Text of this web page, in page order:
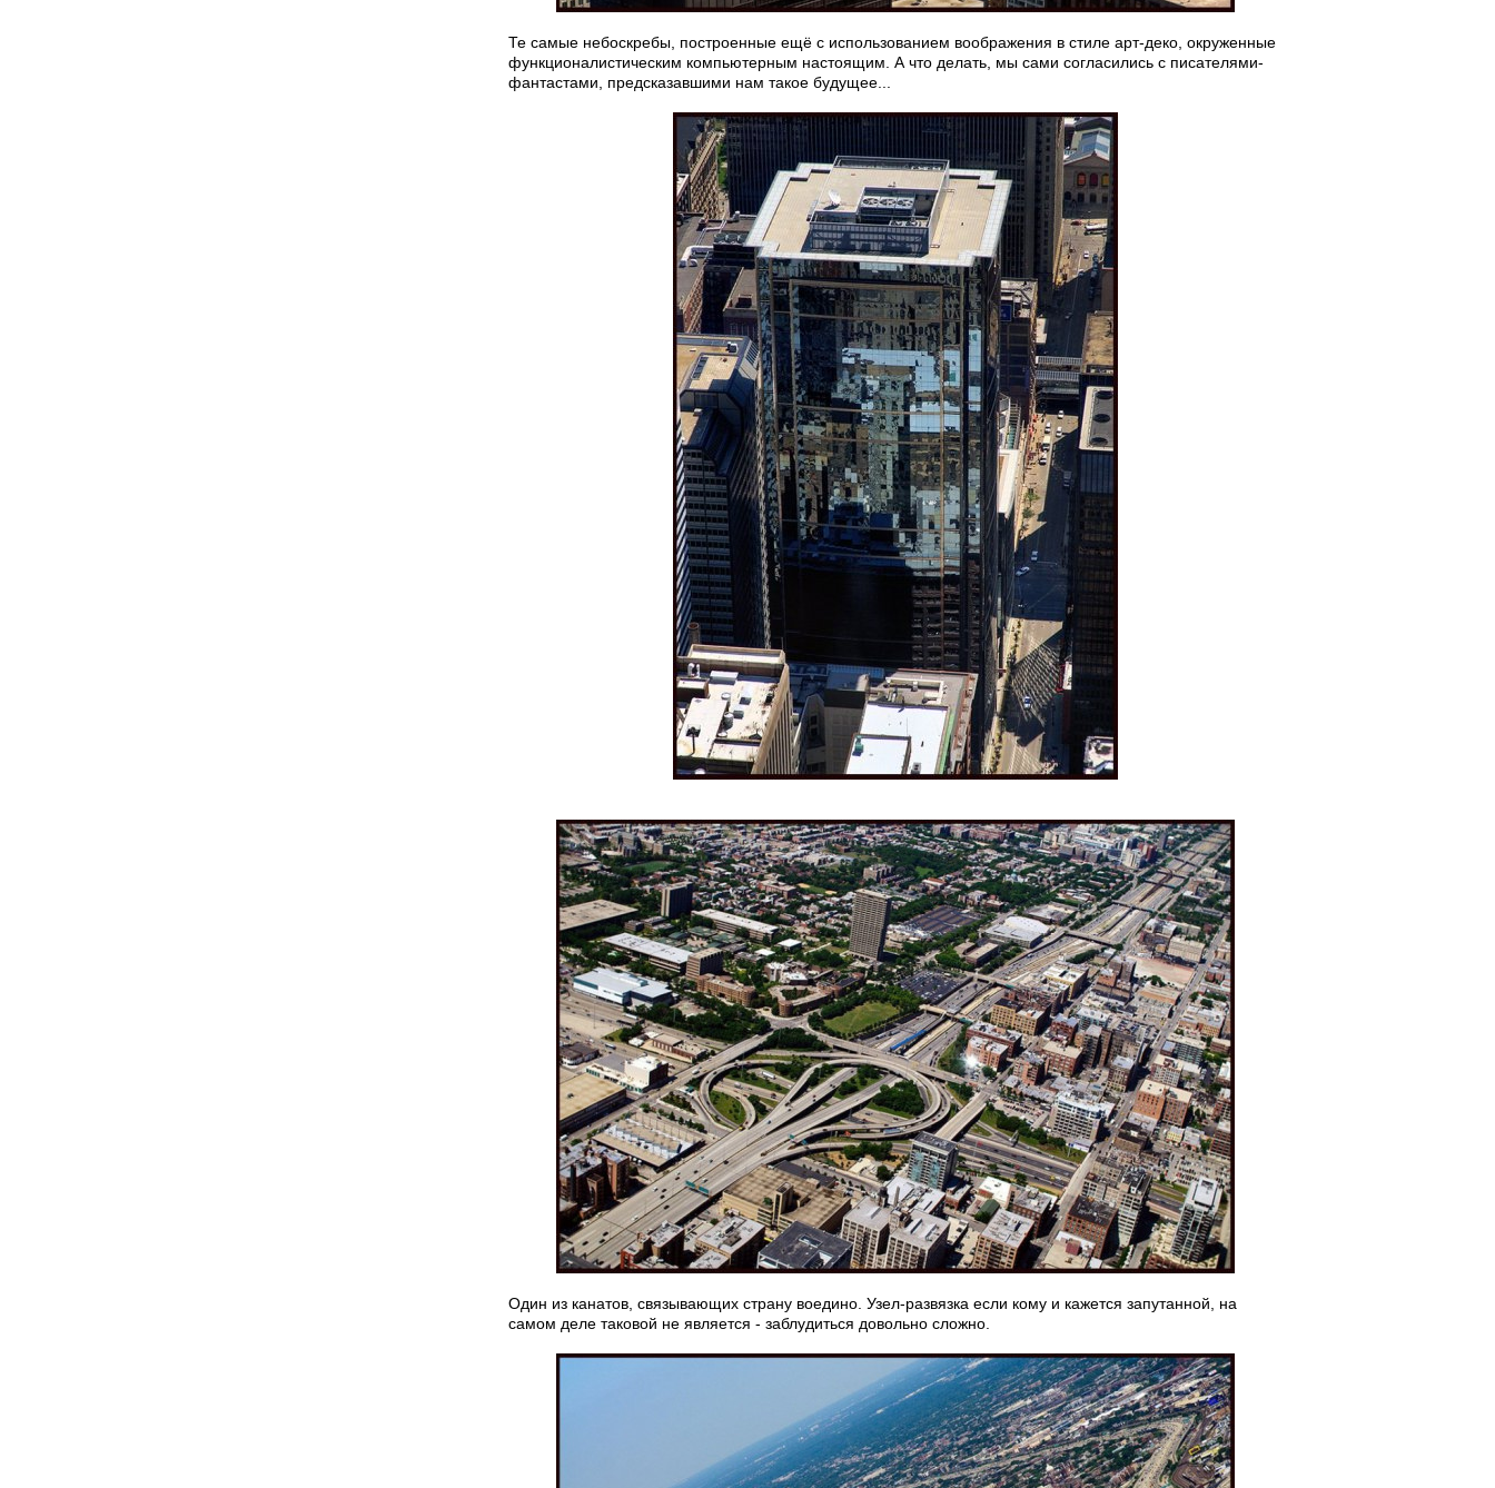
Те самые небоскребы, построенные ещё с использованием воображения в стиле арт-деко, окруженные
функционалистическим компьютерным настоящим. А что делать, мы сами согласились с писателями-
фантастами, предсказавшими нам такое будущее...
Один из канатов, связывающих страну воедино. Узел-развязка если кому и кажется запутанной, на
самом деле таковой не является - заблудиться довольно сложно.